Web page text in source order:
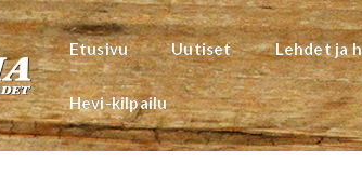
Etusivu Uutiset Lehdet ja
Hevi-kilpailu